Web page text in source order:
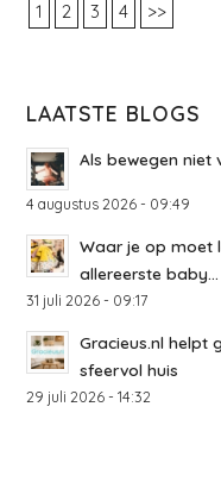
1
2 3 4 >>
LAATSTE BLOGS
Als bewegen niet
4 augustus 2026 - 09:49
Waar je op moet
allereerste baby...
31 juli 2026 - 09:17
Gracieus.nl helpt
sfeervol huis
29 juli 2026 - 14:32